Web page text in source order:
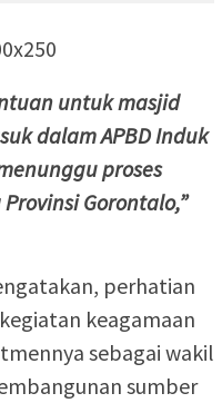
untuk masjid
dalam APBD Induk
proses
Gorontalo,”
perhatian
keagamaan
sebagai wakil
sumber